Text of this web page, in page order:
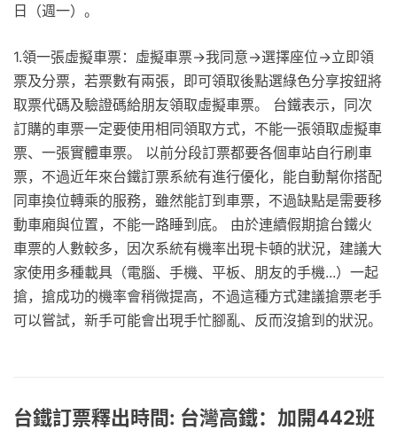
日（週一）。
1.領一張虛擬車票：虛擬車票→我同意→選擇座位→立即領
票及分票，若票數有兩張，即可領取後點選綠色分享按鈕將
取票代碼及驗證碼給朋友領取虛擬車票。 台鐵表示，同次
訂購的車票一定要使用相同領取方式，不能一張領取虛擬車
票、一張實體車票。 以前分段訂票都要各個車站自行刷車
票，不過近年來台鐵訂票系統有進行優化，能自動幫你搭配
同車換位轉乘的服務，雖然能訂到車票，不過缺點是需要移
動車廂與位置，不能一路睡到底。 由於連續假期搶台鐵火
車票的人數較多，因次系統有機率出現卡頓的狀況，建議大
家使用多種載具（電腦、手機、平板、朋友的手機...）一起
搶，搶成功的機率會稍微提高，不過這種方式建議搶票老手
可以嘗試，新手可能會出現手忙腳亂、反而沒搶到的狀況。
台鐵訂票釋出時間: 台灣高鐵：加開442班